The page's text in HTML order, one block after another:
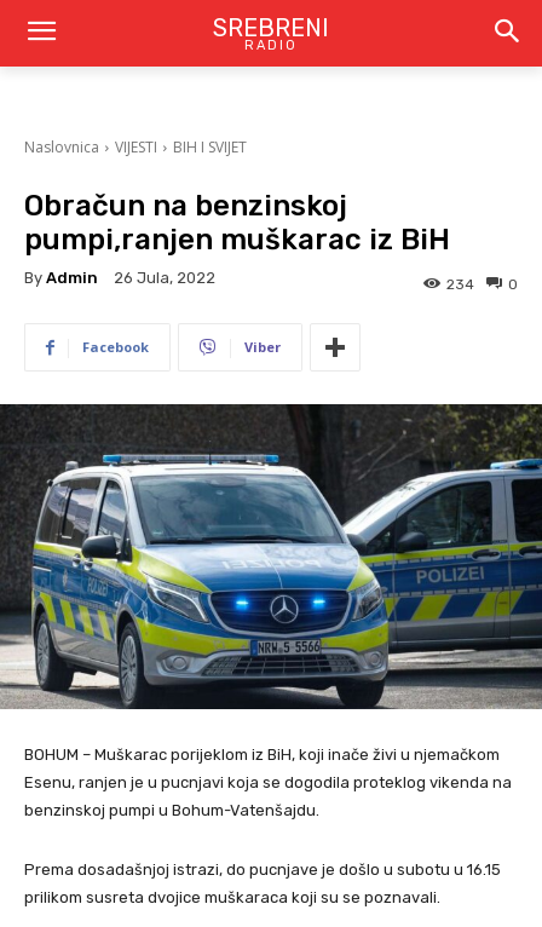
SREBRENI
RADIO
Naslovnica VIJESTI BIH I SVIJET
Obračun na benzinskoj
pumpi,ranjen muškarac iz BiH
By Admin 26 Jula, 2022 0
234
Facebook Viber
BOHUM – Muškarac porijeklom iz BiH, koji inače živi u njemačkom
Esenu, ranjen je u pucnjavi koja se dogodila proteklog vikenda na
benzinskoj pumpi u Bohum-Vatenšajdu.
Prema dosadašnjoj istrazi, do pucnjave je došlo u subotu u 16.15
prilikom susreta dvojice muškaraca koji su se poznavali.